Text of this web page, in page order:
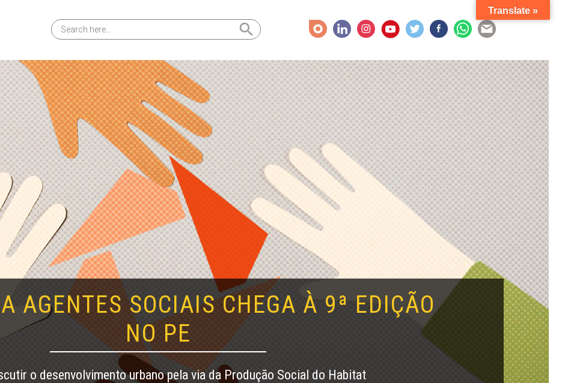
Search
for:
Search Button
AGENTES SOCIAIS CHEGA À 9ª EDIÇÃO
NO PE
o desenvolvimento urbano pela via da Produção Social do Habitat
Translate »